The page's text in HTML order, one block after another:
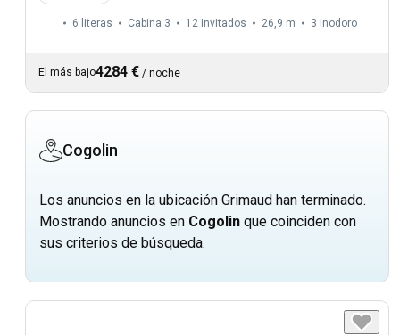
6 literas Cabina 3 12 invitados 26,9 m 3 Inodoro
El más bajo4284 € / noche
Cogolin
Los anuncios en la ubicación Grimaud han terminado.
Mostrando anuncios en Cogolin que coinciden con
sus criterios de búsqueda.